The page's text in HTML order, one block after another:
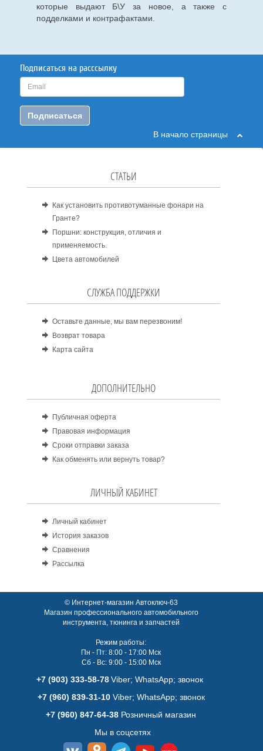
которые выдают Б\У за новое, а также с
подделками и контрафактами.
Подписаться на расссылку
Подписаться
В начало страницы
СТАТЬИ
Как установить противотуманные фонари на
Гранте?
Поршни: конструкция, отличия и
применяемость.
Цвета автомобилей
СЛУЖБА ПОДДЕРЖКИ
Оставьте данные, мы вам перезвоним!
Возврат товара
Карта сайта
ДОПОЛНИТЕЛЬНО
Публичная оферта
Правовая информация
Сроки отправки заказа
Как обменять или вернуть товар?
ЛИЧНЫЙ КАБИНЕТ
Личный кабинет
История заказов
Сравнения
Рассылка
© Интернет-магазин Автоключ-63
Магазин профессионального автомобильного
инструмента, тюнинга и запчастей
Режим работы:
Пн - Пт: 8:00 - 17:00 Мск
Сб - Вс: 9:00 - 15:00 Мск
+7 (903) 333-58-78 Viber; WhatsАpp; звонок
+7 (960) 839-31-10Viber; WhatsАpp; звонок
+7 (960) 847-64-38 Розничный магазин
Мы в соцсетях